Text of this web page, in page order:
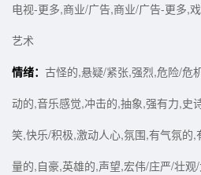
电视-更多,商业/广告,商业/广告-更多,
艺术
情绪： 古怪的,悬疑/紧张,强烈,危险/危
动的,音乐感觉,冲击的,抽象,强有力,史
笑,快乐/积极,激动人心,氛围,有气氛的
量的,自豪,英雄的,声望,宏伟/庄严/壮观